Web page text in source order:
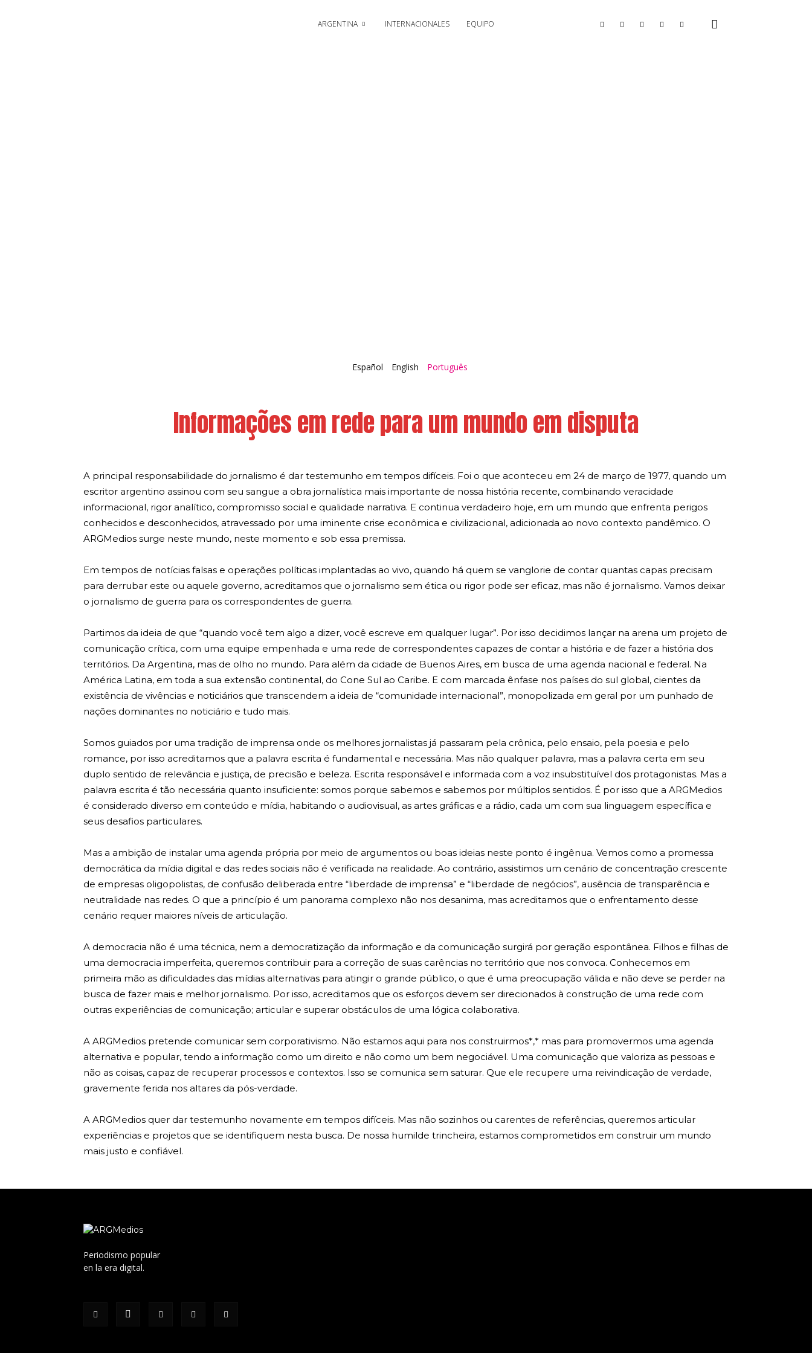
ARGENTINA INTERNACIONALES EQUIPO
Español English Português
Informações em rede para um mundo em disputa
A principal responsabilidade do jornalismo é dar testemunho em tempos difíceis. Foi o que aconteceu em 24 de março de 1977, quando um
escritor argentino assinou com seu sangue a obra jornalística mais importante de nossa história recente, combinando veracidade
informacional, rigor analítico, compromisso social e qualidade narrativa. E continua verdadeiro hoje, em um mundo que enfrenta perigos
conhecidos e desconhecidos, atravessado por uma iminente crise econômica e civilizacional, adicionada ao novo contexto pandêmico. O
ARGMedios surge neste mundo, neste momento e sob essa premissa.
Em tempos de notícias falsas e operações políticas implantadas ao vivo, quando há quem se vanglorie de contar quantas capas precisam
para derrubar este ou aquele governo, acreditamos que o jornalismo sem ética ou rigor pode ser eficaz, mas não é jornalismo. Vamos deixar
o jornalismo de guerra para os correspondentes de guerra.
Partimos da ideia de que “quando você tem algo a dizer, você escreve em qualquer lugar”. Por isso decidimos lançar na arena um projeto de
comunicação crítica, com uma equipe empenhada e uma rede de correspondentes capazes de contar a história e de fazer a história dos
territórios. Da Argentina, mas de olho no mundo. Para além da cidade de Buenos Aires, em busca de uma agenda nacional e federal. Na
América Latina, em toda a sua extensão continental, do Cone Sul ao Caribe. E com marcada ênfase nos países do sul global, cientes da
existência de vivências e noticiários que transcendem a ideia de “comunidade internacional”, monopolizada em geral por um punhado de
nações dominantes no noticiário e tudo mais.
Somos guiados por uma tradição de imprensa onde os melhores jornalistas já passaram pela crônica, pelo ensaio, pela poesia e pelo
romance, por isso acreditamos que a palavra escrita é fundamental e necessária. Mas não qualquer palavra, mas a palavra certa em seu
duplo sentido de relevância e justiça, de precisão e beleza. Escrita responsável e informada com a voz insubstituível dos protagonistas. Mas a
palavra escrita é tão necessária quanto insuficiente: somos porque sabemos e sabemos por múltiplos sentidos. É por isso que a ARGMedios
é considerado diverso em conteúdo e mídia, habitando o audiovisual, as artes gráficas e a rádio, cada um com sua linguagem específica e
seus desafios particulares.
Mas a ambição de instalar uma agenda própria por meio de argumentos ou boas ideias neste ponto é ingênua. Vemos como a promessa
democrática da mídia digital e das redes sociais não é verificada na realidade. Ao contrário, assistimos um cenário de concentração crescente
de empresas oligopolistas, de confusão deliberada entre “liberdade de imprensa” e “liberdade de negócios”, ausência de transparência e
neutralidade nas redes. O que a princípio é um panorama complexo não nos desanima, mas acreditamos que o enfrentamento desse
cenário requer maiores níveis de articulação.
A democracia não é uma técnica, nem a democratização da informação e da comunicação surgirá por geração espontânea. Filhos e filhas de
uma democracia imperfeita, queremos contribuir para a correção de suas carências no território que nos convoca. Conhecemos em
primeira mão as dificuldades das mídias alternativas para atingir o grande público, o que é uma preocupação válida e não deve se perder na
busca de fazer mais e melhor jornalismo. Por isso, acreditamos que os esforços devem ser direcionados à construção de uma rede com
outras experiências de comunicação; articular e superar obstáculos de uma lógica colaborativa.
A ARGMedios pretende comunicar sem corporativismo. Não estamos aqui para nos construirmos*,* mas para promovermos uma agenda
alternativa e popular, tendo a informação como um direito e não como um bem negociável. Uma comunicação que valoriza as pessoas e
não as coisas, capaz de recuperar processos e contextos. Isso se comunica sem saturar. Que ele recupere uma reivindicação de verdade,
gravemente ferida nos altares da pós-verdade.
A ARGMedios quer dar testemunho novamente em tempos difíceis. Mas não sozinhos ou carentes de referências, queremos articular
experiências e projetos que se identifiquem nesta busca. De nossa humilde trincheira, estamos comprometidos em construir um mundo
mais justo e confiável.
Periodismo popular
en la era digital.